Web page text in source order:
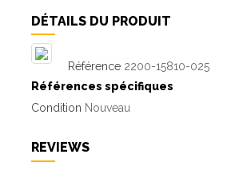
DÉTAILS DU PRODUIT
Référence 2200-15810-025
Références spécifiques
Condition Nouveau
REVIEWS